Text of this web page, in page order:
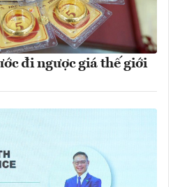
đi ngược giá thế giới